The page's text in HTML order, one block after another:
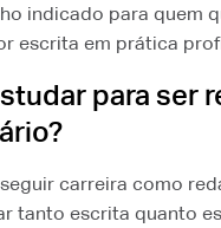
indicado para quem
escrita em prática
para ser
carreira como
tanto escrita quanto